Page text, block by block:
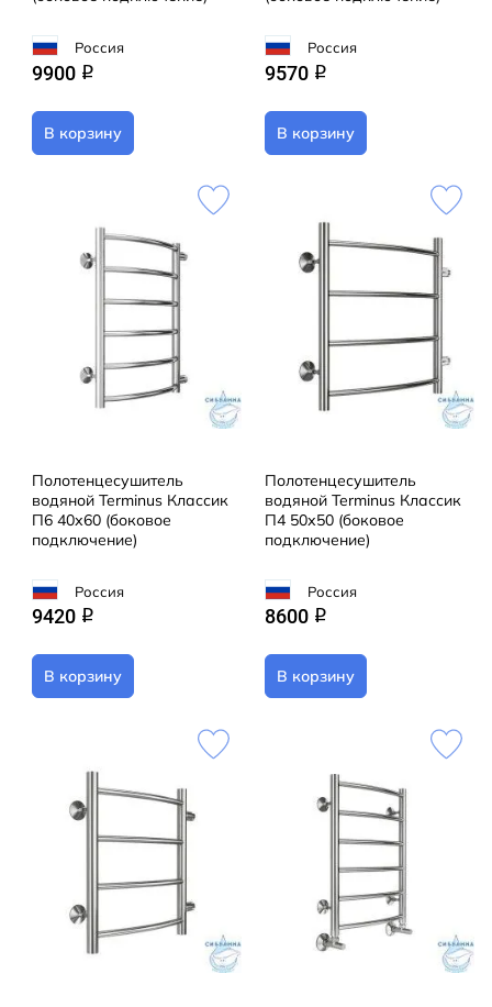
Россия
9900 q
В корзину
Россия
9570 q
В корзину
Полотенцесушитель
водяной Terminus Классик
П6 40х60 (боковое
подключение)
Россия
9420 q
В корзину
Полотенцесушитель
водяной Terminus Классик
П4 50х50 (боковое
подключение)
Россия
8600 q
В корзину